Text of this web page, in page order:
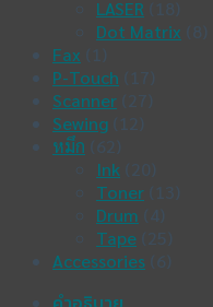
LASER (18)
Dot Matrix (8)
Fax (1)
P-Touch (17)
Scanner (27)
Sewing (12)
หมึก (62)
Ink (20)
Toner (13)
Drum (4)
Tape (25)
Accessories (6)